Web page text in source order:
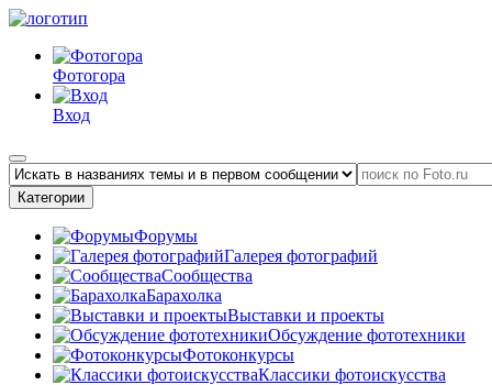
Фотогора
Вход
Категории
Форумы
Галерея фотографий
Сообщества
Барахолка
Выставки и проекты
Обсуждение фототехники
Фотоконкурсы
Классики фотоискусства